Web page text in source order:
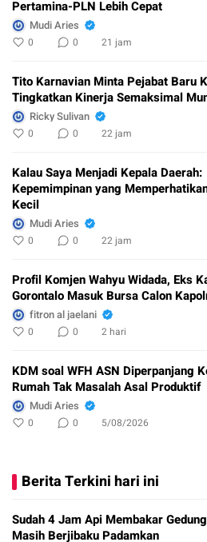
Pertamina-PLN Lebih Cepat
Mudi Aries
0 0 21 jam
Tito Karnavian Minta Pejabat Baru
Tingkatkan Kinerja Semaksimal
Ricky Sulivan
0 0 22 jam
Kalau Saya Menjadi Kepala Daerah:
Kepemimpinan yang
Kecil
Mudi Aries
0 0 22 jam
Profil Komjen Wahyu Widada, Eks
Gorontalo Masuk Bursa Calon
fitron al jaelani
0 0 2 hari
KDM soal WFH ASN Diperpanjang
Rumah Tak Masalah Asal Produktif
Mudi Aries
0 0 5/08/2026
Berita Terkini hari ini
Sudah 4 Jam Api Membakar
Masih Berjibaku Padamkan